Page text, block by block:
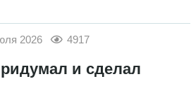
2026 4917
и сделал